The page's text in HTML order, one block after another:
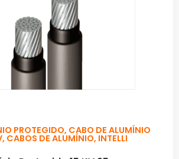
PROTEGIDO, CABO DE ALUMÍNIO
, CABOS DE ALUMÍNIO, INTELLI